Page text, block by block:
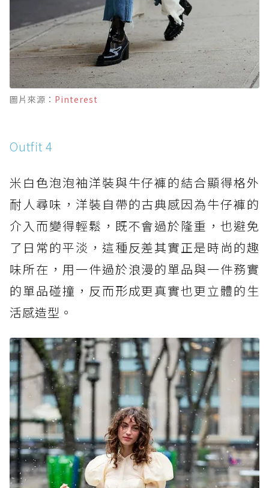
圖片來源： Pinterest
Outfit 4
米白色泡泡袖洋裝與牛仔褲的結合顯得格外
耐人尋味，洋裝自帶的古典感因為牛仔褲的
介入而變得輕鬆，既不會過於隆重，也避免
了日常的平淡，這種反差其實正是時尚的趣
味所在，用一件過於浪漫的單品與一件務實
的單品碰撞，反而形成更真實也更立體的生
活感造型。